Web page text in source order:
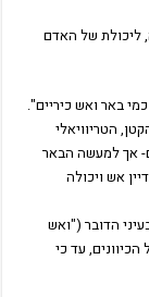
ליכולת של האדם
באר ואש כיריים".
הטריוויאלי
אך למעשה הבאר
אש ויכולה
הדובר ("ואש
עד כי